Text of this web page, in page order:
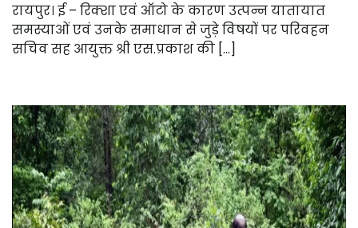
रायपुर। ई – रिक्शा एवं ऑटो के कारण उत्पन्न यातायात
समस्याओं एवं उनके समाधान से जुड़े विषयों पर परिवहन
सचिव सह आयुक्त श्री एस.प्रकाश की […]